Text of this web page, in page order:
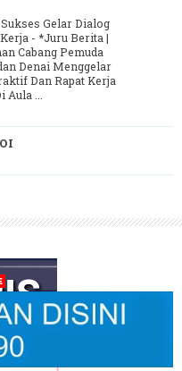
Gelar Dialog
- *Juru Berita |
Cabang Pemuda
Denai Menggelar
Dan Rapat Kerja
...